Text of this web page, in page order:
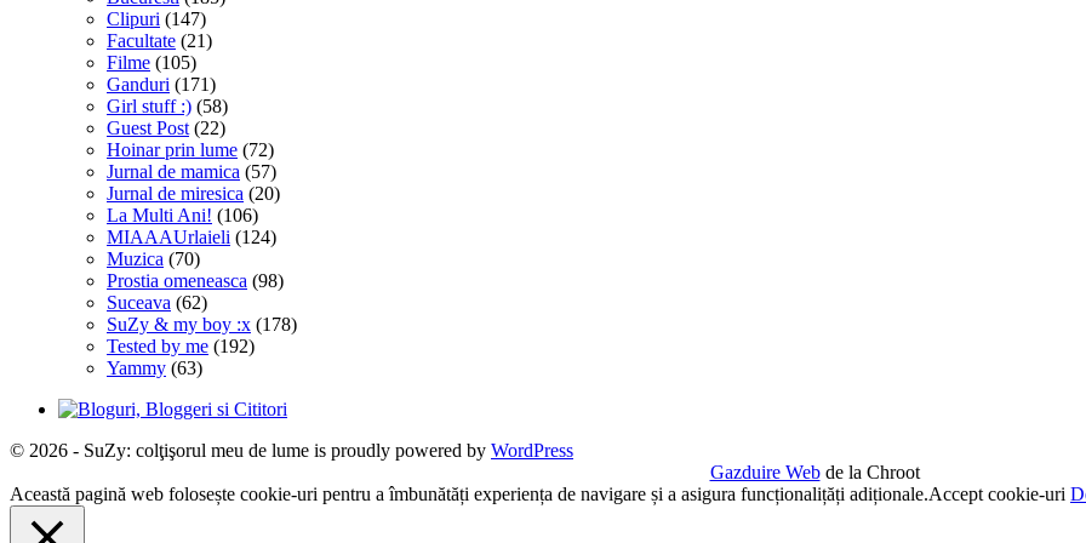
Clipuri (147)
Facultate (21)
Filme (105)
Ganduri (171)
Girl stuff :) (58)
Guest Post (22)
Hoinar prin lume (72)
Jurnal de mamica (57)
Jurnal de miresica (20)
La Multi Ani! (106)
MIAAAUrlaieli (124)
Muzica (70)
Prostia omeneasca (98)
Suceava (62)
SuZy & my boy :x (178)
Tested by me (192)
Yammy (63)
© 2026 - SuZy: colţişorul meu de lume is proudly powered by WordPress
Gazduire Webde la Chroot
Această pagină web folosește cookie-uri pentru a îmbunătăți experiența de navigare și a asigura funcționalițăți adiționale.Accept cookie-uri